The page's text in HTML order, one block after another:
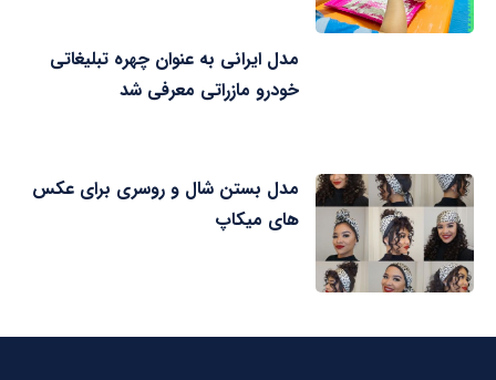
مدل ایرانی به عنوان چهره تبلیغاتی
خودرو مازراتی معرفی شد
مدل بستن شال و روسری برای عکس
های میکاپ